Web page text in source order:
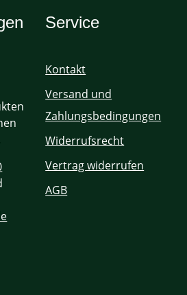
Service
Kontakt
Versand und
Zahlungsbedingungen
Widerrufsrecht
Vertrag widerrufen
AGB